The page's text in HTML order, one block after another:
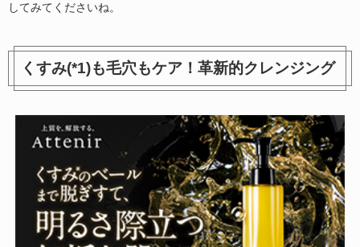
してみてくださいね。
くすみ(*1)も毛穴もケア！革新的クレンジング